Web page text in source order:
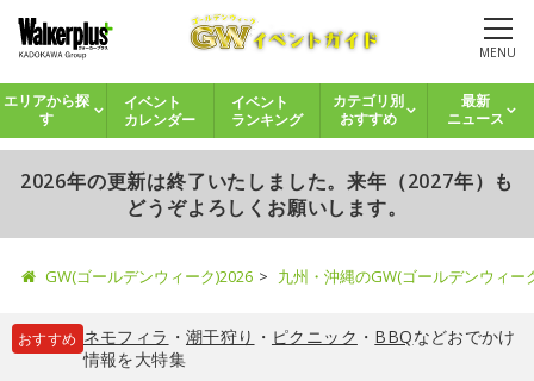
MENU
エリアから探
す
イベント
カレンダー
イベント
ランキング
カテゴリ別
おすすめ
最新
ニュース
2026年の更新は終了いたしました。来年（2027年）も
どうぞよろしくお願いします。
GW(ゴールデンウィーク)2026 九州・沖縄のGW(ゴールデンウィ
おすすめ ネモフィラ ・ 潮干狩り ・ ピクニック ・ BBQなどおでかけ
情報を大特集